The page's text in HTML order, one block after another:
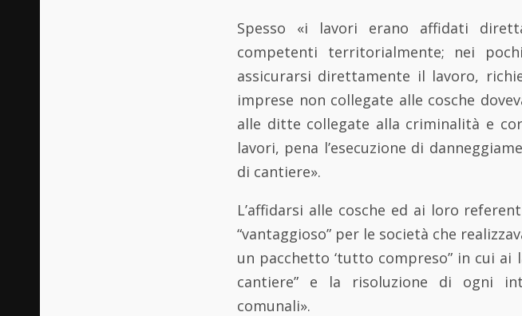
Spesso «i lavori erano affidati
competenti territorialmente; nei
assicurarsi direttamente il lavoro,
imprese non collegate alle cosche
alle ditte collegate alla criminalità e
lavori, pena l’esecuzione di
di cantiere».
L’affidarsi alle cosche ed ai loro
“vantaggioso” per le società che
un pacchetto ‘tutto compreso” in cui ai
cantiere” e la risoluzione di ogni
comunali».